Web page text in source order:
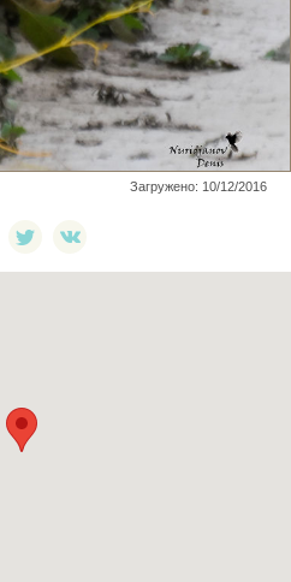
Загружено: 10/12/2016